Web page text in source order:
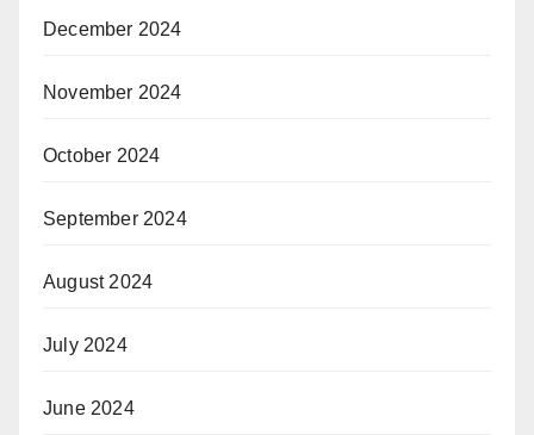
December 2024
November 2024
October 2024
September 2024
August 2024
July 2024
June 2024